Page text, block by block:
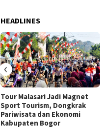
HEADLINES
Tour Malasari Jadi Magnet
Sport Tourism, Dongkrak
Pariwisata dan Ekonomi
Kabupaten Bogor
‹